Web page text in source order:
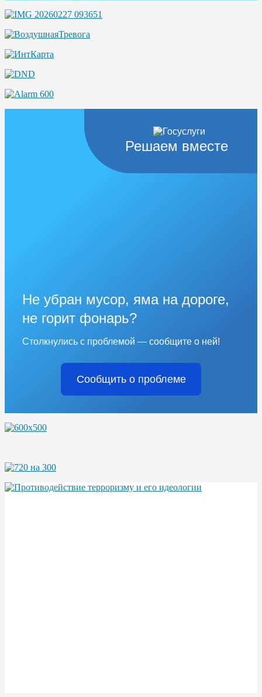
Решаем вместе
Не убран мусор, яма на дороге,
не горит фонарь?
Столкнулись с проблемой — сообщите о ней!
Сообщить о проблеме